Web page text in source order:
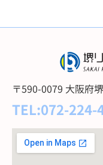
〒590-0079 大阪府
TEL:072-224-